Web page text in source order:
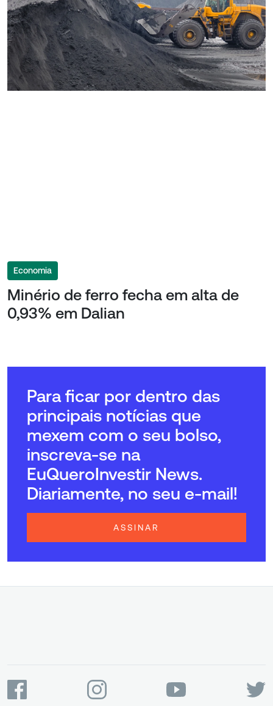
Economia
Minério de ferro fecha em alta de
0,93% em Dalian
Para ficar por dentro das
principais notícias que
mexem com o seu bolso,
inscreva-se na
EuQueroInvestir News.
Diariamente, no seu e-mail!
ASSINAR